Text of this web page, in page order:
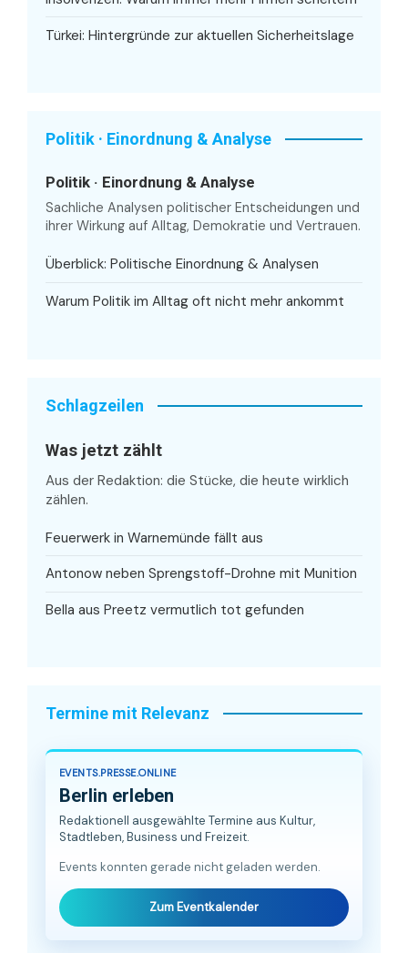
Türkei: Hintergründe zur aktuellen Sicherheitslage
Politik · Einordnung & Analyse
Politik · Einordnung & Analyse
Sachliche Analysen politischer Entscheidungen und
ihrer Wirkung auf Alltag, Demokratie und Vertrauen.
Überblick: Politische Einordnung & Analysen
Warum Politik im Alltag oft nicht mehr ankommt
Schlagzeilen
Was jetzt zählt
Aus der Redaktion: die Stücke, die heute wirklich
zählen.
Feuerwerk in Warnemünde fällt aus
Antonow neben Sprengstoff-Drohne mit Munition
Bella aus Preetz vermutlich tot gefunden
Termine mit Relevanz
EVENTS.PRESSE.ONLINE
Berlin erleben
Redaktionell ausgewählte Termine aus Kultur,
Stadtleben, Business und Freizeit.
Events konnten gerade nicht geladen werden.
Zum Eventkalender